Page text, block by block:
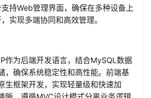
持Web管理界面，确保在多种设备上
实现多端协同和高效管理。
作为后端开发语言，结合MySQL数据
，确保系统稳定性和高性能。前端基
生框架开发，实现轻量级和快速加